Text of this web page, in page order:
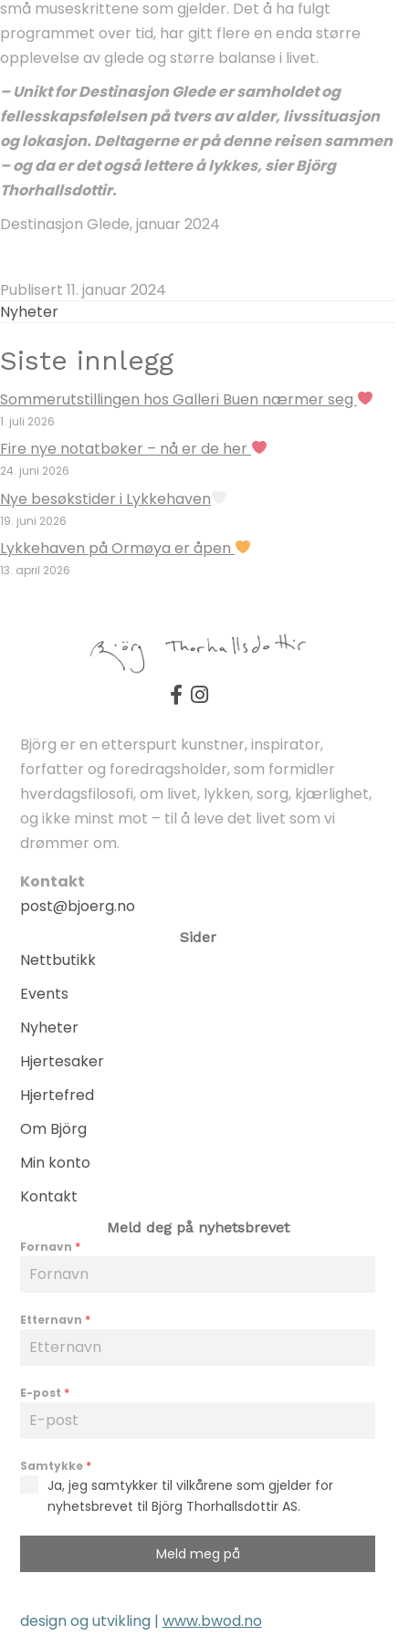
små museskrittene som gjelder. Det å ha fulgt
programmet over tid, har gitt flere en enda større
opplevelse av glede og større balanse i livet.
– Unikt for Destinasjon Glede er samholdet og
fellesskapsfølelsen på tvers av alder, livssituasjon
og lokasjon. Deltagerne er på denne reisen sammen
– og da er det også lettere å lykkes, sier Björg
Thorhallsdottir.
Destinasjon Glede, januar 2024
Publisert 11. januar 2024
Nyheter
Siste innlegg
Sommerutstillingen hos Galleri Buen nærmer seg
1. juli 2026
Fire nye notatbøker – nå er de her
24. juni 2026
Nye besøkstider i Lykkehaven
19. juni 2026
Lykkehaven på Ormøya er åpen
13. april 2026
Björg er en etterspurt kunstner, inspirator,
forfatter og foredragsholder, som formidler
hverdagsfilosofi, om livet, lykken, sorg, kjærlighet,
og ikke minst mot – til å leve det livet som vi
drømmer om.
Kontakt
post@bjoerg.no
Sider
Nettbutikk
Events
Nyheter
Hjertesaker
Hjertefred
Om Björg
Min konto
Kontakt
Meld deg på nyhetsbrevet
Fornavn *
Etternavn *
E-post *
Samtykke *
Ja, jeg samtykker til vilkårene som gjelder for
nyhetsbrevet til Björg Thorhallsdottir AS.
Meld meg på
design og utvikling | www.bwod.no